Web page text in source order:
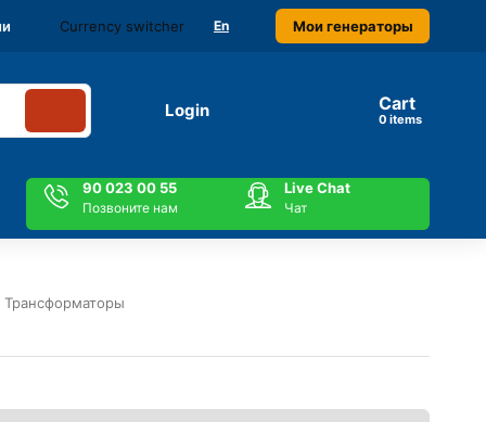
Currency switcher En Мои генераторы
Login Cart
items
90 023 00 55
Позвоните нам
Live Chat
Чат